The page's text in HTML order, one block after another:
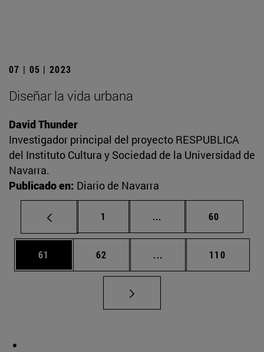
07 | 05 | 2023
Diseñar la vida urbana
David Thunder
Investigador principal del proyecto RESPUBLICA
del Instituto Cultura y Sociedad de la Universidad de
Navarra.
Publicado en: Diario de Navarra
Página
1 ... Páginas intermedias
Página
60
Página
61 Página
62 ... Páginas intermedias
Página
110